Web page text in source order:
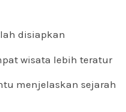
disiapkan
wisata lebih teratur
menjelaskan sejarah